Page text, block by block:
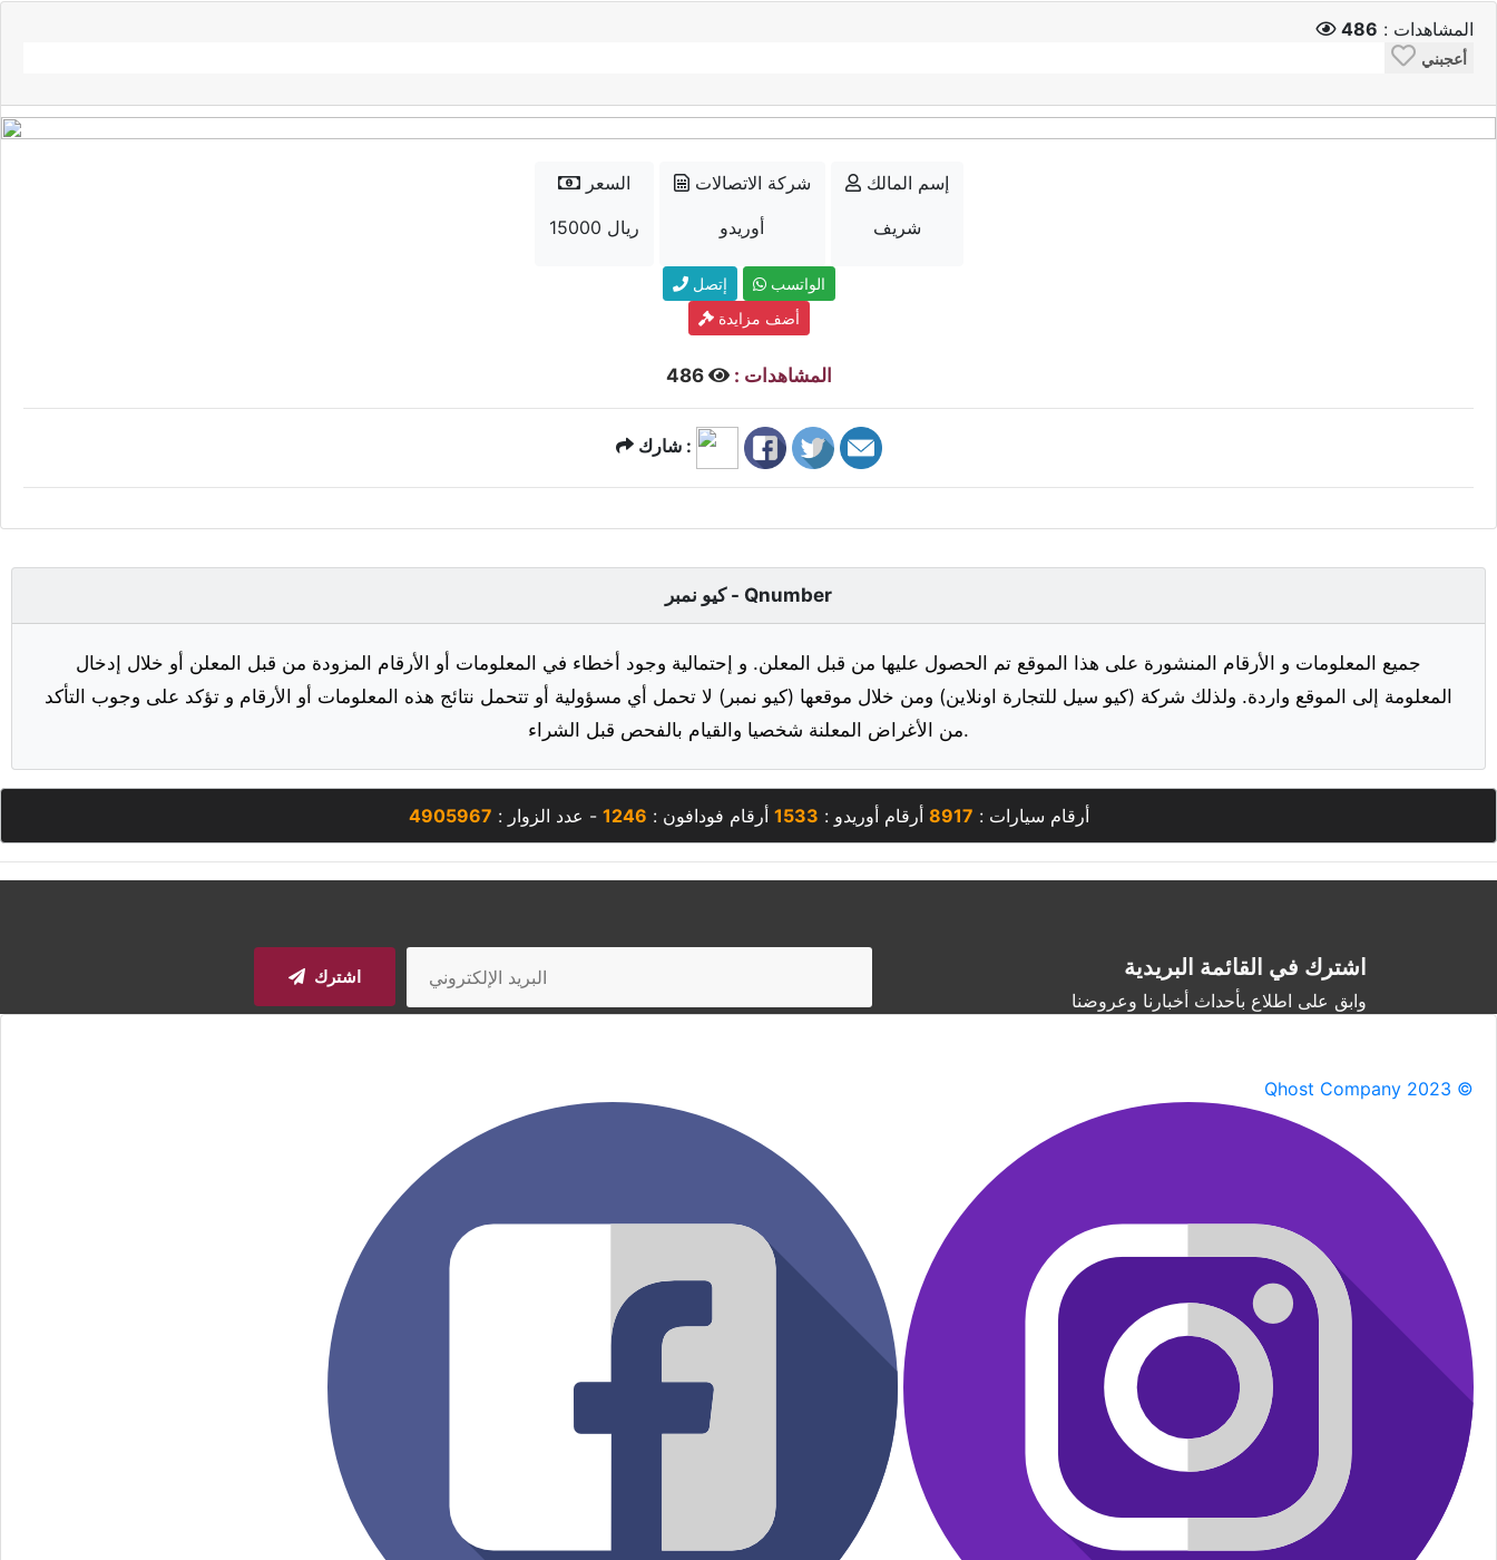
المشاهدات : 486
أعجبني
السعر
15000 ريال
شركة الاتصالات
أوريدو
إسم المالك
شريف
إتصل
الواتسب
أضف مزايدة
المشاهدات : 486
شارك :
كيو نمبر - Qnumber
جميع المعلومات و الأرقام المنشورة على هذا الموقع تم الحصول عليها من قبل المعلن. و إحتمالية وجود أخطاء في المعلومات أو الأرقام المزودة من قبل المعلن أو خلال إدخال
المعلومة إلى الموقع واردة. ولذلك شركة (كيو سيل للتجارة اونلاين) ومن خلال موقعها (كيو نمبر) لا تحمل أي مسؤولية أو تتحمل نتائج هذه المعلومات أو الأرقام و تؤكد على وجوب التأكد
من الأغراض المعلنة شخصيا والقيام بالفحص قبل الشراء.
أرقام سيارات : 8917 أرقام أوريدو : 1533 أرقام فودافون : 1246 - عدد الزوار : 4905967
اشترك في القائمة البريدية
وابق على اطلاع بأحداث أخبارنا وعروضنا
اشترك
Qhost Company 2023 ©